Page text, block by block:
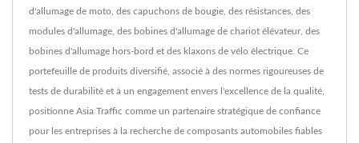
d'allumage de moto, des capuchons de bougie, des résistances, des
modules d'allumage, des bobines d'allumage de chariot élévateur, des
bobines d'allumage hors-bord et des klaxons de vélo électrique. Ce
portefeuille de produits diversifié, associé à des normes rigoureuses de
tests de durabilité et à un engagement envers l'excellence de la qualité,
positionne Asia Traffic comme un partenaire stratégique de confiance
pour les entreprises à la recherche de composants automobiles fiables